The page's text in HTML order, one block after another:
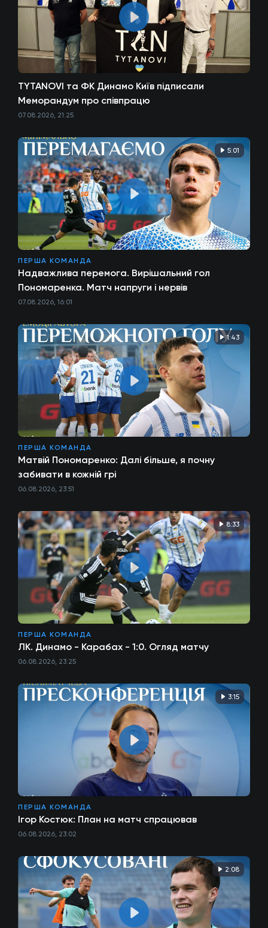
TYTANOVI та ФК Динамо Київ підписали
Меморандум про співпрацю
07.08.2026, 21:25
5:01
ПЕРША КОМАНДА
Надважлива перемога. Вирішальний гол
Пономаренка. Матч напруги і нервів
07.08.2026, 16:01
1:43
ПЕРША КОМАНДА
Матвій Пономаренко: Далі більше, я почну
забивати в кожній грі
06.08.2026, 23:51
8:33
ПЕРША КОМАНДА
ЛК. Динамо - Карабах - 1:0. Огляд матчу
06.08.2026, 23:25
3:15
ПЕРША КОМАНДА
Ігор Костюк: План на матч спрацював
06.08.2026, 23:02
2:08